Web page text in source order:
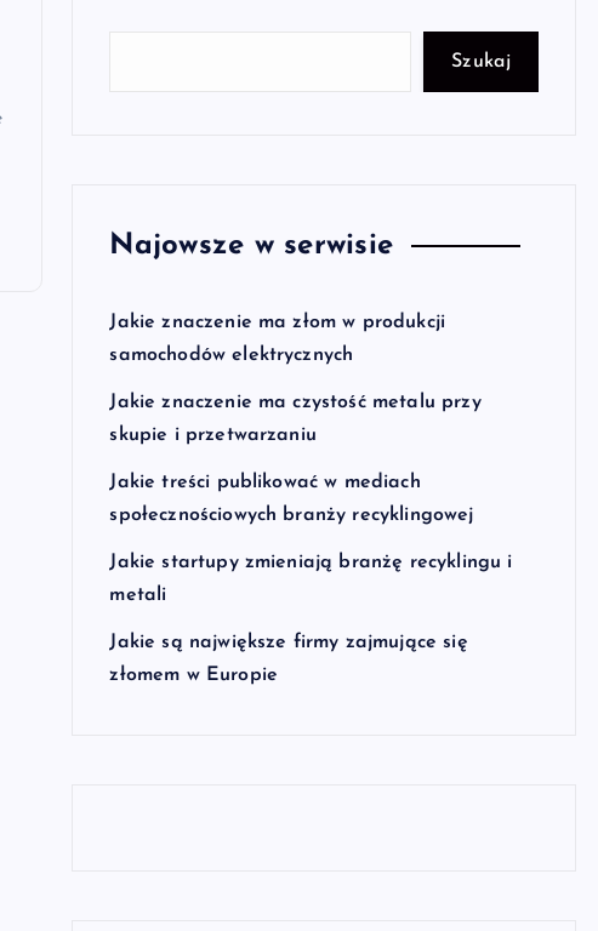
Szukaj
Najowsze w serwisie
Jakie znaczenie ma złom w produkcji
samochodów elektrycznych
Jakie znaczenie ma czystość metalu przy
skupie i przetwarzaniu
Jakie treści publikować w mediach
społecznościowych branży recyklingowej
Jakie startupy zmieniają branżę recyklingu i
metali
Jakie są największe firmy zajmujące się
złomem w Europie